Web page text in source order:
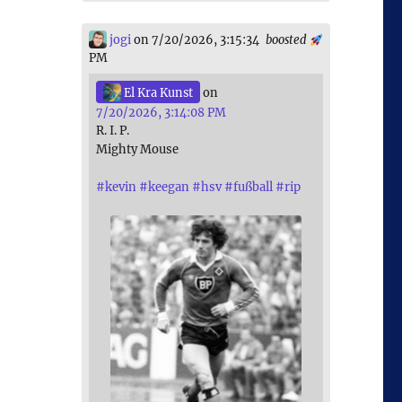
boosted
jogion 7/20/2026, 3:15:34
PM
El Kra Kunst
on
7/20/2026, 3:14:08 PM
R. I. P.
Mighty Mouse
#kevin #keegan #hsv #fußball #rip